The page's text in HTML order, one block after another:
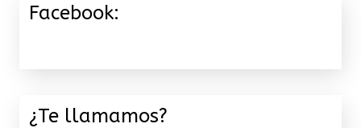
Facebook:
¿Te llamamos?